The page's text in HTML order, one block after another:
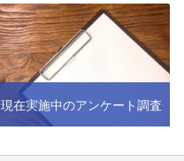
現在実施中のアンケート調査